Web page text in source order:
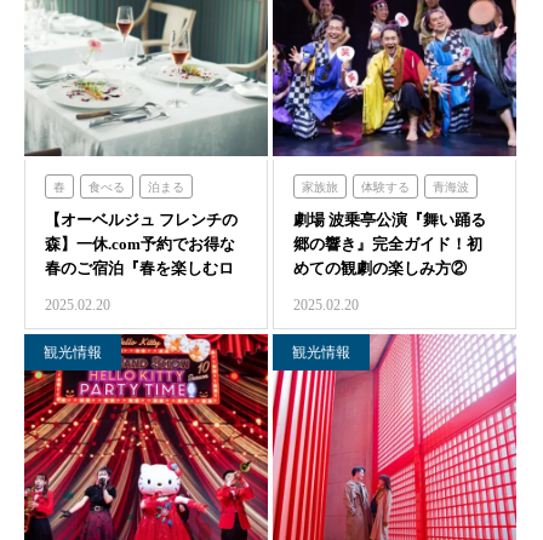
春 食べる 泊まる
フレンチの森
【オーベルジュ フレンチの
森】一休.com予約でお得な
春のご宿泊『春を楽しむロ
2025.02.20
家族旅 体験する 青海波
劇場 波乗亭公演『舞い踊る
郷の響き』完全ガイド！初
めての観劇の楽しみ方②
2025.02.20
観光情報 観光情報